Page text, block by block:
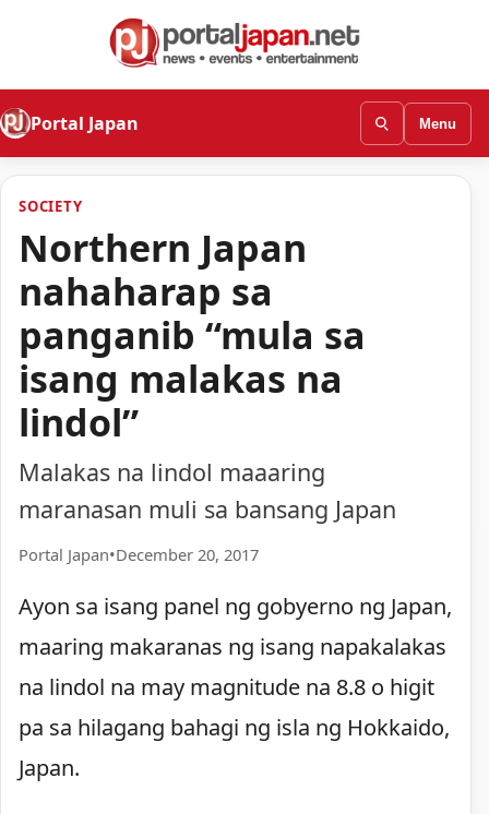
Portal Japan Menu
SOCIETY
Northern Japan
nahaharap sa
panganib “mula sa
isang malakas na
lindol”
Malakas na lindol maaaring
maranasan muli sa bansang Japan
Portal Japan•December 20, 2017
Ayon sa isang panel ng gobyerno ng Japan,
maaring makaranas ng isang napakalakas
na lindol na may magnitude na 8.8 o higit
pa sa hilagang bahagi ng isla ng Hokkaido,
Japan.